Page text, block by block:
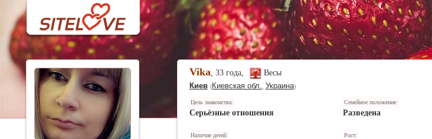
Vika, 33 года,
Весы
Киев (Киевская обл. Украина)
Цель знакомства:
Серьёзные отношения
Семейное положение:
Разведена
Наличие детей: Рост: